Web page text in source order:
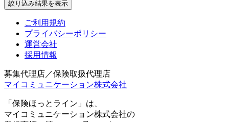
ご利用規約
プライバシーポリシー
運営会社
採用情報
募集代理店／保険取扱代理店
マイコミュニケーション株式会社
「保険ほっとライン」は、
マイコミュニケーション株式会社の